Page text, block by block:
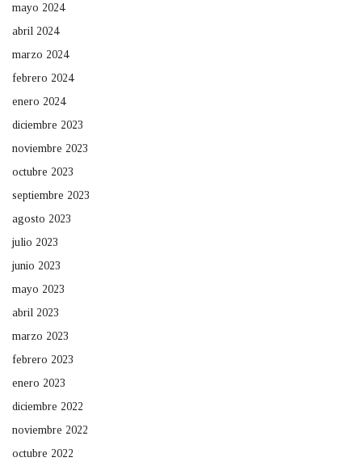
mayo 2024
abril 2024
marzo 2024
febrero 2024
enero 2024
diciembre 2023
noviembre 2023
octubre 2023
septiembre 2023
agosto 2023
julio 2023
junio 2023
mayo 2023
abril 2023
marzo 2023
febrero 2023
enero 2023
diciembre 2022
noviembre 2022
octubre 2022